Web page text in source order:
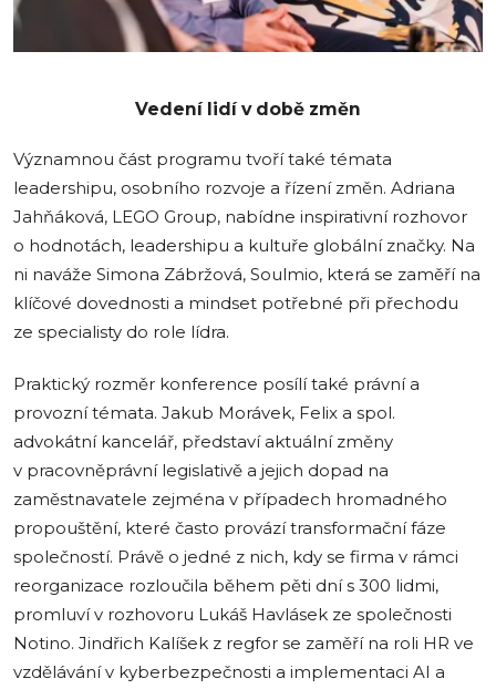
Vedení lidí v době změn
Významnou část programu tvoří také témata
leadershipu, osobního rozvoje a řízení změn. Adriana
Jahňáková, LEGO Group, nabídne inspirativní rozhovor
o hodnotách, leadershipu a kultuře globální značky. Na
ni naváže Simona Zábržová, Soulmio, která se zaměří na
klíčové dovednosti a mindset potřebné při přechodu
ze specialisty do role lídra.
Praktický rozměr konference posílí také právní a
provozní témata. Jakub Morávek, Felix a spol.
advokátní kancelář, představí aktuální změny
v pracovněprávní legislativě a jejich dopad na
zaměstnavatele zejména v případech hromadného
propouštění, které často provází transformační fáze
společností. Právě o jedné z nich, kdy se firma v rámci
reorganizace rozloučila během pěti dní s 300 lidmi,
promluví v rozhovoru Lukáš Havlásek ze společnosti
Notino. Jindřich Kalíšek z regfor se zaměří na roli HR ve
vzdělávání v kyberbezpečnosti a implementaci AI a